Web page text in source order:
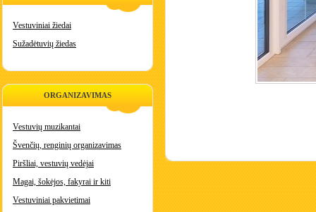
Vestuviniai žiedai
Sužadėtuvių žiedas
ORGANIZAVIMAS
Vestuvių muzikantai
Švenčių, renginių organizavimas
Piršliai, vestuvių vedėjai
Magai, šokėjos, fakyrai ir kiti
Vestuviniai pakvietimai